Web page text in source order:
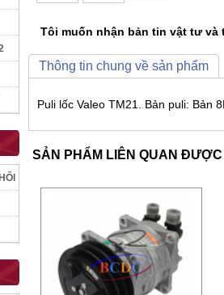
Tôi muốn nhận bản tin vật tư và
Thông tin chung về sản phẩm
Puli lốc Valeo TM21. Bản puli: Bản
SẢN PHẨM LIÊN QUAN ĐƯỢC